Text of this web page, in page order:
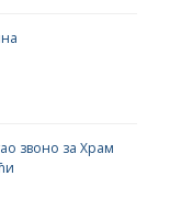
звоно за Храм